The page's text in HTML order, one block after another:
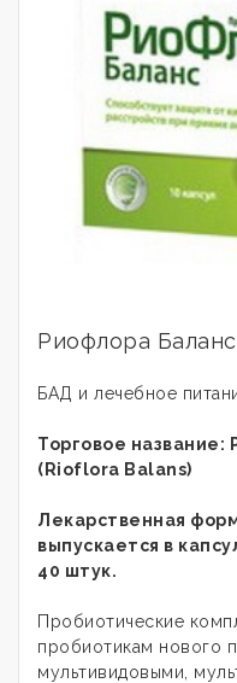
Риофлора Баланс
БАД и лечебное
Торговое название:
(Rioflora Balans)
Лекарственная
выпускается в
40 штук.
Пробиотические
пробиотикам нового
мультивидовыми,